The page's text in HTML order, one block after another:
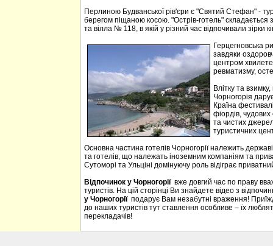
Перлиною Будванської рів'єри є "Святий Стефан" -
берегом піщаною косою. "Острів-готель"
та вілла № 118, в якій у різний час відпочивали зірки
Герцегновська
завдяки
центром
ревматизму,
Влітку та
Чорногорія
Країна
фіордів, чудових
та чистих
туристичних
Основна частина готелів Чорногорії належить
та готелів, що належать іноземним компаніям та
Сутоморі та Ульціні домінуючу роль відіграє
Відпочинок у Чорногорії вже довгий час по праву
туристів. На цій сторінці Ви знайдете відео з
у Чорногоріїподарує Вам незабутні враження!
до наших туристів тут ставлення особливе – їх
перекладачів!